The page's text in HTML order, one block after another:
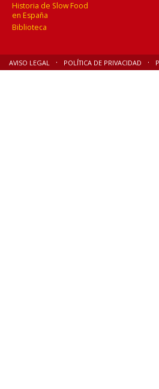
Historia de Slow Food
en España
Biblioteca
AVISO LEGAL POLÍTICA DE PRIVACIDAD